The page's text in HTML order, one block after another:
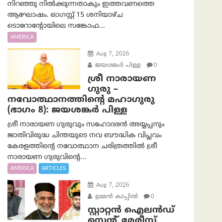
നിറഞ്ഞു നിൽക്കുന്നതാകും ഇത്തവണത്തെ
ആഘോഷം. ഓഗസ്റ്റ് 15 ശനിയാഴ്ച
ടൊറോന്റോയിലെ സങ്കോഫ...
AMERICA
Aug 7, 2026
ജയശങ്കര്‍ പിള്ള
0
ശ്രീ നാരായണ
ഗുരു –
നവോത്ഥാനത്തിന്റെ മഹാഗുരു
(ഭാഗം 8): ജയശങ്കര്‍ പിള്ള
ശ്രീ നാരായണ ഗുരുവും സഹോദരൻ അയ്യപ്പനും
ജാതിവിരുദ്ധ ചിന്തയുടെ നവ ബൗദ്ധിക വിപ്ലവം
കേരളത്തിന്റെ നവോത്ഥാന ചരിത്രത്തിൽ ശ്രീ
നാരായണ ഗുരുവിന്റെ...
AMERICA ARTICLES
Aug 7, 2026
ഉമ്മന്‍ കാപ്പില്‍
0
സ്റ്റാറ്റൻ ഐലൻഡ്